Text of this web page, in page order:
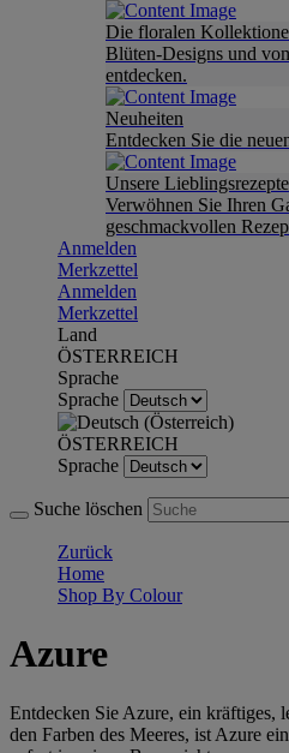
Die floralen
Blüten-Designs und
entdecken.
Neuheiten
Entdecken Sie die
Unsere Lieblingsrezepte
Verwöhnen Sie Ihren
geschmackvollen
Anmelden
Merkzettel
Anmelden
Merkzettel
Land
ÖSTERREICH
Sprache
Sprache
ÖSTERREICH
Sprache
Suche löschen
Zurück
Home
Shop By Colour
Azure
Entdecken Sie Azure, ein kräftiges,
den Farben des Meeres, ist Azure